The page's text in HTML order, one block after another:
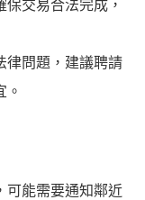
保交易合法完成，
律問題，建議聘請
。
可能需要通知鄰近